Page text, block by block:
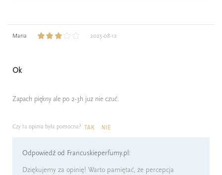
Maria 2025-08-12
Ok
Zapach piękny ale po 2-3h juz nie czuć.
Czy ta opinia była pomocna? TAK NIE
Odpowiedź od Francuskieperfumy.pl:
Dziękujemy za opinię! Warto pamiętać, że percepcja